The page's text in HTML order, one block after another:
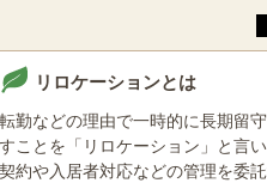
リロケーションとは
転勤などの理由で一時的に長期留
すことを「リロケーション」と言
契約や入居者対応などの管理を委